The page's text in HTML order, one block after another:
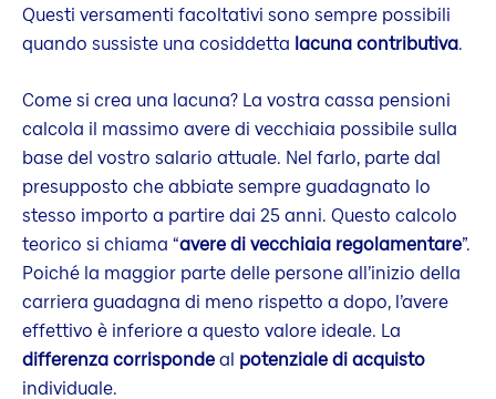
Questi versamenti facoltativi sono sempre possibili
quando sussiste una cosiddetta lacuna contributiva.
Come si crea una lacuna? La vostra cassa pensioni
calcola il massimo avere di vecchiaia possibile sulla
base del vostro salario attuale. Nel farlo, parte dal
presupposto che abbiate sempre guadagnato lo
stesso importo a partire dai 25 anni. Questo calcolo
teorico si chiama “avere di vecchiaia regolamentare”.
Poiché la maggior parte delle persone all’inizio della
carriera guadagna di meno rispetto a dopo, l’avere
effettivo è inferiore a questo valore ideale. La
differenza corrispondeal potenziale di acquisto
individuale.